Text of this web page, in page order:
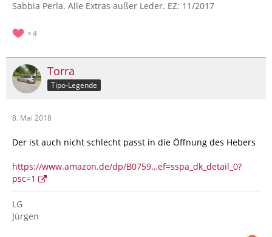
Sabbia Perla. Alle Extras außer Leder. EZ: 11/2017
4
Torra
Tipo-Legende
8. Mai 2018
Der ist auch nicht schlecht passt in die Öffnung des Hebers
https://www.amazon.de/dp/B0759…ef=sspa_dk_detail_0?
psc=1
LG
Jürgen